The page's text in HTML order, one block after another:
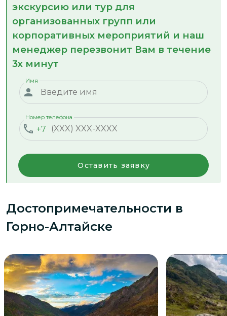
экскурсию или тур для
организованных групп или
корпоративных мероприятий и наш
менеджер перезвонит Вам в течение
3х минут
Имя
+7
Номер телефона
Оставить заявку
Достопримечательности в
Горно-Алтайске